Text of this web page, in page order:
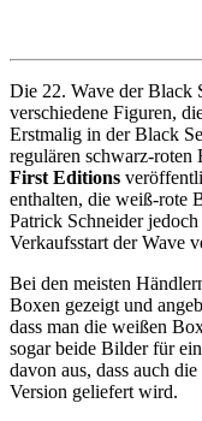
Die 22. Wave der Black
verschiedene Figuren,
Erstmalig in der Black
regulären schwarz-roten
First Editions
enthalten, die weiß-rote
Patrick Schneider
Verkaufsstart der Wave
Bei den meisten
Boxen gezeigt und
dass man die weißen
sogar beide Bilder für
davon aus, dass auch
Version geliefert wird.